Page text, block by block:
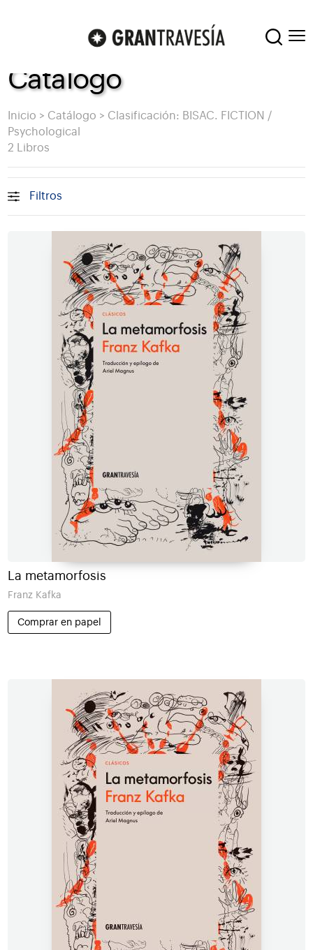
Catálogo
Inicio > Catálogo > Clasificación: BISAC. FICTION /
Psychological
2 Libros
Filtros
La metamorfosis
Franz Kafka
Comprar en papel